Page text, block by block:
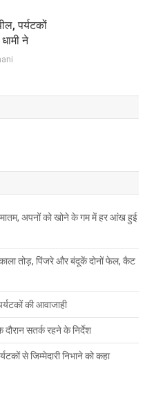
पर्यटकों
ने
मातम, अपनों को खोने के गम में हर आंख हुई
तोड़, पिंजरे और बंदूकें दोनों फेल, कैट
की आवाजाही
दौरान सतर्क रहने के निर्देश
से जिम्मेदारी निभाने को कहा